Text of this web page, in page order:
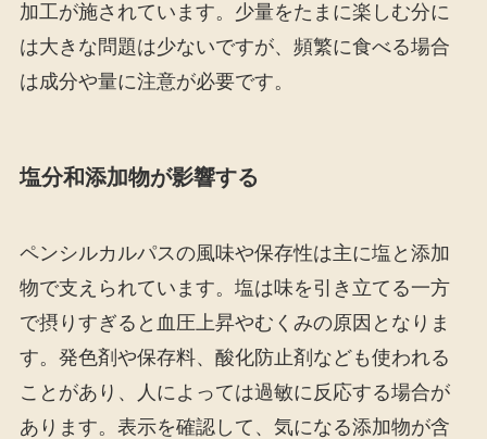
加工が施されています。少量をたまに楽しむ分に
は大きな問題は少ないですが、頻繁に食べる場合
は成分や量に注意が必要です。
塩分和添加物が影響する
ペンシルカルパスの風味や保存性は主に塩と添加
物で支えられています。塩は味を引き立てる一方
で摂りすぎると血圧上昇やむくみの原因となりま
す。発色剤や保存料、酸化防止剤なども使われる
ことがあり、人によっては過敏に反応する場合が
あります。表示を確認して、気になる添加物が含